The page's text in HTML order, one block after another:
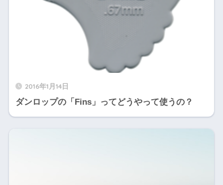
2016年1月14日
ダンロップの「Fins」ってどうやって使うの？